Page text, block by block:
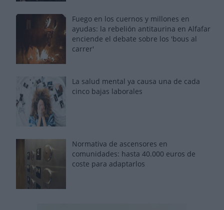
Fuego en los cuernos y millones en
ayudas: la rebelión antitaurina en Alfafar
enciende el debate sobre los 'bous al
carrer'
La salud mental ya causa una de cada
cinco bajas laborales
Normativa de ascensores en
comunidades: hasta 40.000 euros de
coste para adaptarlos